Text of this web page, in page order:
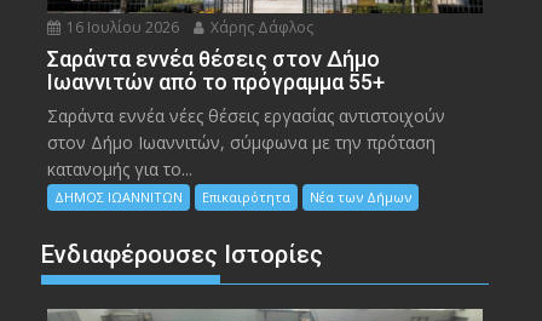
16 Ιουλίου 2026 Χάρης Δάφλος
Σαράντα εννέα θέσεις στον Δήμο
Ιωαννιτών από το πρόγραμμα 55+
Σαράντα εννέα νέες θέσεις εργασίας αντιστοιχούν
στον Δήμο Ιωαννιτών, σύμφωνα με την πρόταση
κατανομής για το...
ΔΗΜΟΣ ΙΩΑΝΝΙΤΩΝ Επικαιρότητα Νέα των Δήμων
Ενδιαφέρουσες Ιστορίες